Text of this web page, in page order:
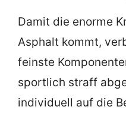
Damit die enorme
Asphalt kommt,
feinste
sportlich straff
individuell auf die